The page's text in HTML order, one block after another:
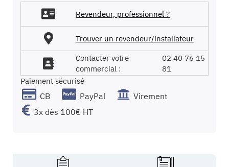
Revendeur, professionnel ?
Trouver un revendeur/installateur
Contacter votre
commercial :
02 40 76 15
81
Paiement sécurisé
CB PayPal
Virement
3x dès 100€ HT